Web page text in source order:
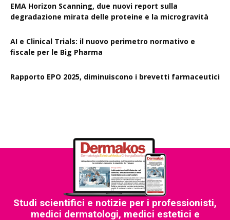
EMA Horizon Scanning, due nuovi report sulla
degradazione mirata delle proteine e la microgravità
AI e Clinical Trials: il nuovo perimetro normativo e
fiscale per le Big Pharma
Rapporto EPO 2025, diminuiscono i brevetti farmaceutici
Studi scientifici e notizie per i professionisti,
medici dermatologi, medici estetici e